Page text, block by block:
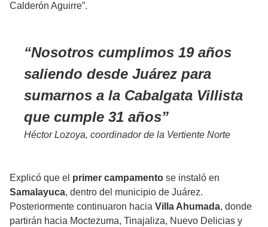
Calderón Aguirre”.
Nosotros cumplimos 19 años
saliendo desde Juárez para
sumarnos a la Cabalgata Villista
que cumple 31 años
Héctor Lozoya, coordinador de la Vertiente Norte
Explicó que el primer campamento se instaló en
Samalayuca, dentro del municipio de Juárez.
Posteriormente continuaron hacia Villa Ahumada, donde
partirán hacia Moctezuma, Tinajaliza, Nuevo Delicias y